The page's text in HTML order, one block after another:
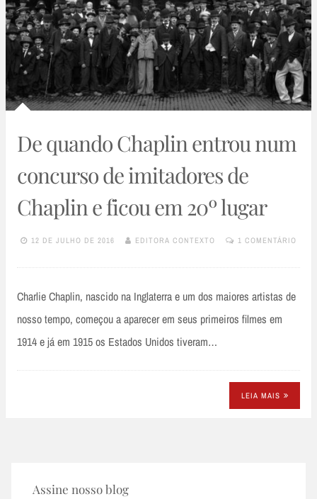
De quando Chaplin entrou num
concurso de imitadores de
Chaplin e ficou em 20º lugar
12 DE JULHO DE 2016 EDITORA CONTEXTO 1 COMENTÁRIO
Charlie Chaplin, nascido na Inglaterra e um dos maiores artistas de
nosso tempo, começou a aparecer em seus primeiros filmes em
1914 e já em 1915 os Estados Unidos tiveram…
LEIA MAIS
Assine nosso blog